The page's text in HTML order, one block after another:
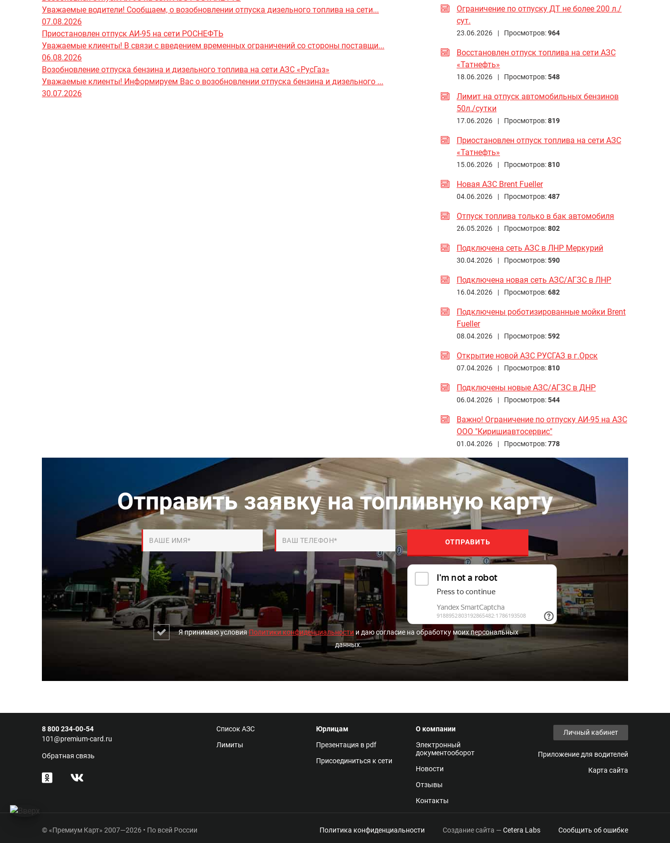
Уважаемые водители! Сообщаем, о возобновлении отпуска дизельного топлива на сети...
07.08.2026
Приостановлен отпуск АИ-95 на сети РОСНЕФТЬ
Уважаемые клиенты! В связи с введением временных ограничений со стороны поставщи...
06.08.2026
Возобновление отпуска бензина и дизельного топлива на сети АЗС «РусГаз»
Уважаемые клиенты! Информируем Вас о возобновлении отпуска бензина и дизельного ...
30.07.2026
Ограничение по отпуску ДТ не более 200 л./
сут.
23.06.2026 | Просмотров:964
Восстановлен отпуск топлива на сети АЗС
«Татнефть»
18.06.2026 | Просмотров:548
Лимит на отпуск автомобильных бензинов
50л./сутки
17.06.2026 | Просмотров:819
Приостановлен отпуск топлива на сети АЗС
«Татнефть»
15.06.2026 | Просмотров:810
Новая АЗС Brent Fueller
04.06.2026 | Просмотров:487
Отпуск топлива только в бак автомобиля
26.05.2026 | Просмотров:802
Подключена сеть АЗС в ЛНР Меркурий
30.04.2026 | Просмотров:590
Подключена новая сеть АЗС/АГЗС в ЛНР
16.04.2026 | Просмотров:682
Подключены роботизированные мойки Brent
Fueller
08.04.2026 | Просмотров:592
Открытие новой АЗС РУСГАЗ в г.Орск
07.04.2026 | Просмотров:810
Подключены новые АЗС/АГЗС в ДНР
06.04.2026 | Просмотров:544
Важно! Ограничение по отпуску АИ-95 на АЗС
ООО "Киришиавтосервис"
01.04.2026 | Просмотров:778
Отправить заявку на топливную карту
Я принимаю условия Политики конфиденциальности и даю согласие на обработку моих персональных
данных.
8 800 234-00-54
101@premium-card.ru
Обратная связь
Список АЗС
Лимиты
Юрлицам
Презентация в pdf
Присоединиться к сети
О компании
Электронный
документооборот
Новости
Отзывы
Контакты
Личный кабинет
Приложение для водителей
Карта сайта
© «Премиум Карт» 2007—2026 • По всей России Политика конфиденциальности Создание сайта — Cetera Labs Сообщить об ошибке